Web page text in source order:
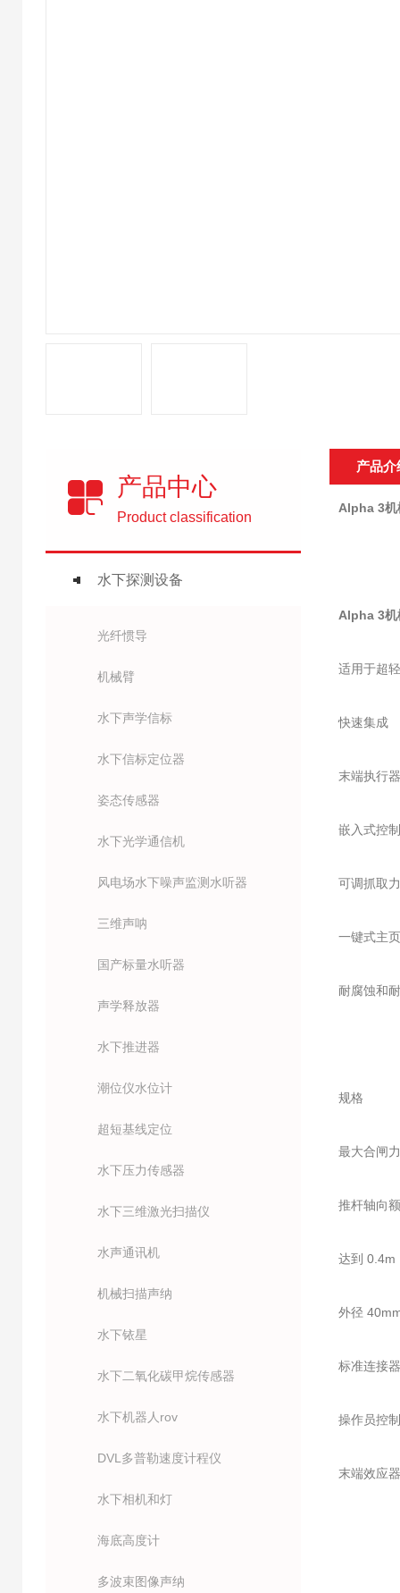
产品中心
Product classification
水下探测设备
光纤惯导
机械臂
水下声学信标
水下信标定位器
姿态传感器
水下光学通信机
风电场水下噪声监测水听器
三维声呐
国产标量水听器
声学释放器
水下推进器
潮位仪水位计
超短基线定位
水下压力传感器
水下三维激光扫描仪
水声通讯机
机械扫描声纳
水下铱星
水下二氧化碳甲烷传感器
水下机器人rov
DVL多普勒速度计程仪
水下相机和灯
海底高度计
多波束图像声纳
产品介
Alpha 3机
Alpha 3机
适用于超
快速集成
末端执行
嵌入式控
可调抓取
一键式主
耐腐蚀和
规格
最大合闸
推杆轴向
达到 0.4m
外径
标准连接
操作员控
末端效应